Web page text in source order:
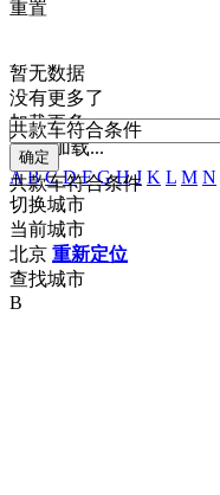
共款车符合条件
共款车符合条件
重置
暂无数据
没有更多了
加载更多
正在加载...
A B C D F G H J K L M N
切换城市
当前城市
北京 重新定位
查找城市
B